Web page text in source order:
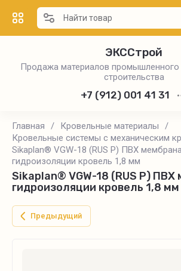
ЭКССтрой
Продажа материалов промышленного
строительства
+7 (912) 001 41 31
Главная / Кровельные материалы
/
Кровельные системы с механическим
Sikaplan® VGW-18 (RUS P) ПВХ
гидроизоляции кровель 1,8 мм
Sikaplan® VGW-18 (RUS P)
гидроизоляции кровель 1,8 мм
Предыдущий